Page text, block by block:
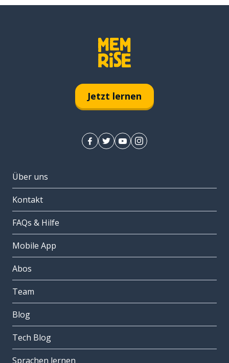
Jetzt lernen
Über uns
Kontakt
FAQs & Hilfe
Mobile App
Abos
Team
Blog
Tech Blog
Sprachen lernen